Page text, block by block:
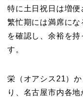
特に土日祝日は増便
繁忙期には満席に
を確認し、余裕を
す。
栄（オアシス21）
り、名古屋市内各